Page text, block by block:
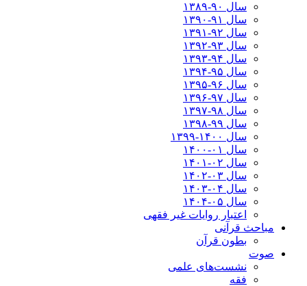
سال ۹۰-۱۳۸۹
سال ۹۱-۱۳۹۰
سال ۹۲-۱۳۹۱
سال ۹۳-۱۳۹۲
سال ۹۴-۱۳۹۳
سال ۹۵-۱۳۹۴
سال ۹۶-۱۳۹۵
سال ۹۷-۱۳۹۶
سال ۹۸-۱۳۹۷
سال ۹۹-۱۳۹۸‍
سال ۱۴۰۰-۱۳۹۹
سال ۰۱-۱۴۰۰
سال ۰۲-۱۴۰۱
سال ۰۳-۱۴۰۲
سال ۰۴-۱۴۰۳
سال ۰۵-۱۴۰۴
اعتبار روایات غیر فقهی
مباحث قرآنی
بطون قرآن
صوت
نشست‌های علمی
فقه